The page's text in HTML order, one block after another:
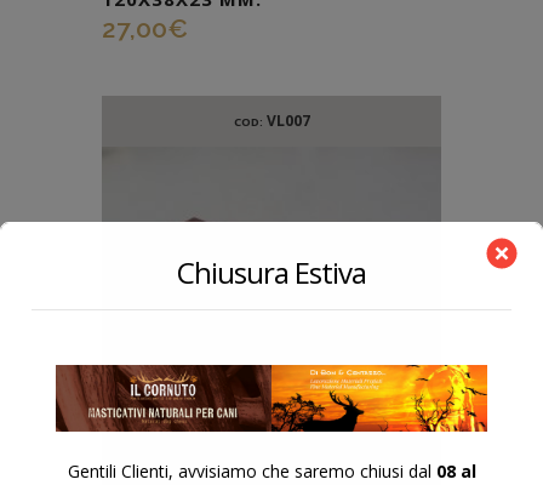
27,00€
COD: VL007
Chiusura Estiva
Gentili Clienti, avvisiamo che saremo chiusi dal 08 al